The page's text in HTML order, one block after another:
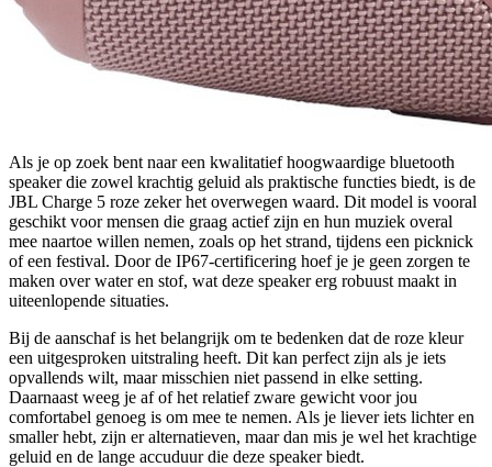
Als je op zoek bent naar een kwalitatief hoogwaardige bluetooth
speaker die zowel krachtig geluid als praktische functies biedt, is de
JBL Charge 5 roze zeker het overwegen waard. Dit model is vooral
geschikt voor mensen die graag actief zijn en hun muziek overal
mee naartoe willen nemen, zoals op het strand, tijdens een picknick
of een festival. Door de IP67-certificering hoef je je geen zorgen te
maken over water en stof, wat deze speaker erg robuust maakt in
uiteenlopende situaties.
Bij de aanschaf is het belangrijk om te bedenken dat de roze kleur
een uitgesproken uitstraling heeft. Dit kan perfect zijn als je iets
opvallends wilt, maar misschien niet passend in elke setting.
Daarnaast weeg je af of het relatief zware gewicht voor jou
comfortabel genoeg is om mee te nemen. Als je liever iets lichter en
smaller hebt, zijn er alternatieven, maar dan mis je wel het krachtige
geluid en de lange accuduur die deze speaker biedt.